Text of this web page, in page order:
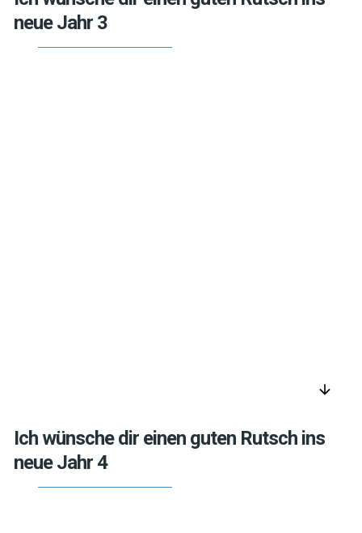
neue Jahr 3
arrow_downward
Ich wünsche dir einen guten Rutsch ins
neue Jahr 4